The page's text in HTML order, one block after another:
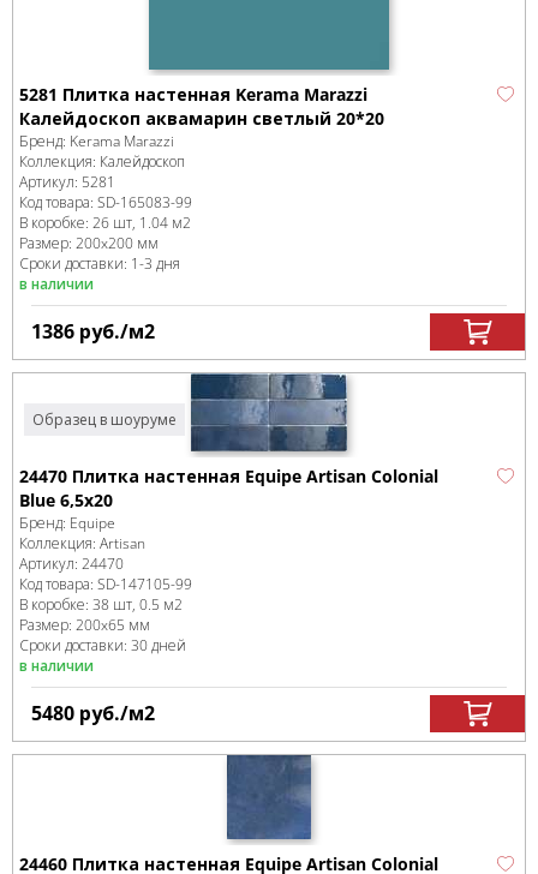
5281 Плитка настенная Kerama Marazzi
Калейдоскоп аквамарин светлый 20*20
Бренд: Kerama Marazzi
Коллекция: Калейдоскоп
Артикул: 5281
Код товара: SD-165083-99
В коробке: 26 шт, 1.04 м2
Размер: 200x200 мм
Сроки доставки: 1-3 дня
в наличии
1386 руб./м2
Образец в шоуруме
24470 Плитка настенная Equipe Artisan Colonial
Blue 6,5x20
Бренд: Equipe
Коллекция: Artisan
Артикул: 24470
Код товара: SD-147105-99
В коробке: 38 шт, 0.5 м2
Размер: 200x65 мм
Сроки доставки: 30 дней
в наличии
5480 руб./м2
24460 Плитка настенная Equipe Artisan Colonial